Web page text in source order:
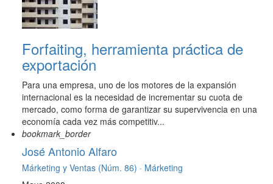
Forfaiting, herramienta práctica de
exportación
Para una empresa, uno de los motores de la expansión
internacional es la necesidad de incrementar su cuota de
mercado, como forma de garantizar su supervivencia en una
economía cada vez más competitiv...
bookmark_border
José Antonio Alfaro
Márketing y Ventas (Núm. 86) · Márketing